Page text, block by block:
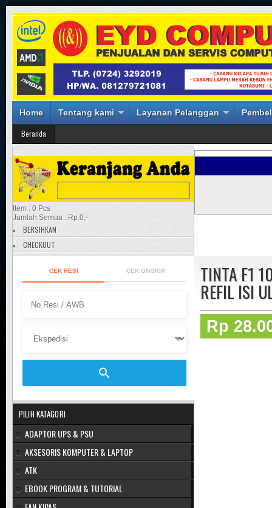
Home Tentang kami Layanan Pelanggan
Beranda
TINTA F1
REFIL ISI
Rp
Item : 0 Pcs
Jumlah Semua : Rp.0,-
BERSIHKAN
CHECKOUT
CEK RESI CEK ONGKIR
PILIH KATAGORI
ADAPTOR UPS & PSU
AKSESORIS KOMPUTER & LAPTOP
ATK
EBOOK PROGRAM & TUTORIAL